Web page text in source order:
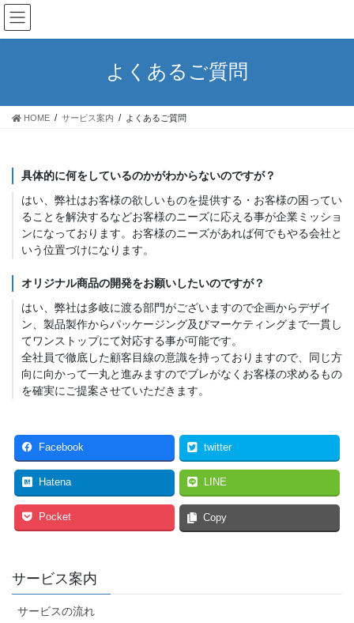
コ
ン
テ
ス
ナ
ビ
ゲ
ン
よくあるご質問
HOME サービス案内 よくあるご質問
具体的に何をしているのかがわからないのですが？
はい、弊社はお客様の欲しいものを提供する・お客様の困ってい
ることを解決するなどお客様のニーズに応える事が企業ミッショ
ンになっております。お客様のニーズがあれば何でもやる会社と
いう位置づけになります。
オリジナル商品の開発をお願いしたいのですが？
はい、弊社は多岐に渡る部門がございますので企画からデザイ
ン、製品製作からパッケージング及びマーケティングまで一貫し
てワンストップにて対応する事が可能です。
全社員で徹底した顧客目線の意識を持っておりますので、同じ方
向に向かって一丸と進みますのでブレがなくお客様の求めるもの
を確実にご提案させていただきます。
Facebook twitter
Hatena LINE
Pocket Copy
サービス案内
サービスの流れ